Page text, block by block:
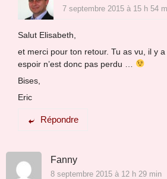
7 septembre 2015 à 15 h 54
Salut Elisabeth,
et merci pour ton retour. Tu as vu, il y
espoir n’est donc pas perdu …
Bises,
Eric
Répondre
Fanny
8 septembre 2015 à 12 h 29 min